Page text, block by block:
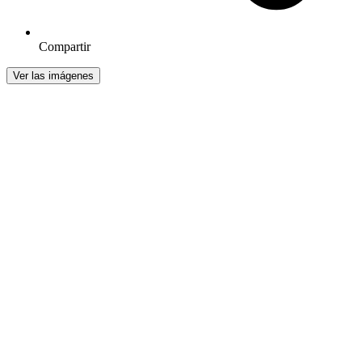
Compartir
Ver las imágenes